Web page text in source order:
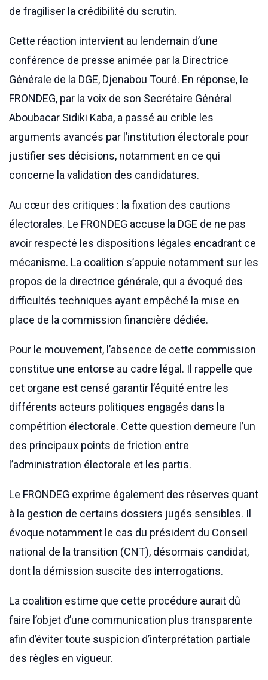
de fragiliser la crédibilité du scrutin.
Cette réaction intervient au lendemain d’une
conférence de presse animée par la Directrice
Générale de la DGE, Djenabou Touré. En réponse, le
FRONDEG, par la voix de son Secrétaire Général
Aboubacar Sidiki Kaba, a passé au crible les
arguments avancés par l’institution électorale pour
justifier ses décisions, notamment en ce qui
concerne la validation des candidatures.
Au cœur des critiques : la fixation des cautions
électorales. Le FRONDEG accuse la DGE de ne pas
avoir respecté les dispositions légales encadrant ce
mécanisme. La coalition s’appuie notamment sur les
propos de la directrice générale, qui a évoqué des
difficultés techniques ayant empêché la mise en
place de la commission financière dédiée.
Pour le mouvement, l’absence de cette commission
constitue une entorse au cadre légal. Il rappelle que
cet organe est censé garantir l’équité entre les
différents acteurs politiques engagés dans la
compétition électorale. Cette question demeure l’un
des principaux points de friction entre
l’administration électorale et les partis.
Le FRONDEG exprime également des réserves quant
à la gestion de certains dossiers jugés sensibles. Il
évoque notamment le cas du président du Conseil
national de la transition (CNT), désormais candidat,
dont la démission suscite des interrogations.
La coalition estime que cette procédure aurait dû
faire l’objet d’une communication plus transparente
afin d’éviter toute suspicion d’interprétation partiale
des règles en vigueur.